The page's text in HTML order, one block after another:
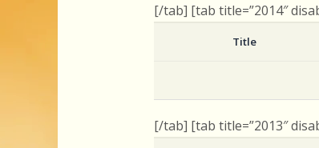
[/tab] [tab title=”2014″
Title
[/tab] [tab title=”2013″